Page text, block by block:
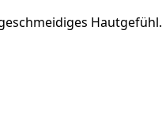
Hautgefühl.